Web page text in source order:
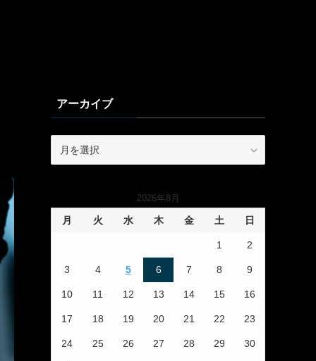
アーカイブ
2026年8月
月 火 水 木 金 土 日
1 2
3 4 5 6 7 8 9
10 11 12 13 14 15 16
17 18 19 20 21 22 23
24 25 26 27 28 29 30